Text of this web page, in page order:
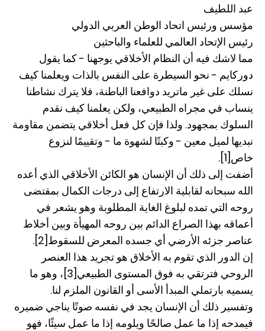
عبد اللطيف
مؤسس ورئيس اتحاد الوطن العربي الدولي
رئيس الإتحاد العالمي للعلماء والباحثين
مما لاشك فيه أن النظام الأخلاقي يوجهنا - كما يقول
دوركايم - نحو السيطرة على النفس بالذات ويعلمنا كيف
نسلك على غير ماتريد دوافعنا الباطنة، فلا يترك نشاطنا
ينساب في مجراه الطبيعي، ولكن يعلمنا كيف نقدم
السلوك بمجهود. ولذا فإن كل فعل أخلاقي يتضمن مقاومة
نبديها لميل معين - وكبتًا لشهوة ما - وتقييمًا لنزوع
خاص[1].
أضفت إلى ذلك أن الإنسان هو الكائن الأخلاقي الذي أعده
الله سبحانه لقابلية الارتفاع إلى درجات الكمال بمقتضى
روحه التي تمده لبلوغ الغاية المطلوبة وهو يشعر في
أعماقه بهذا الصراع الدائم بين روحه المهيأة وبين أخلاط
عناصر جزئه الأرضي أي جسده المعرض للسقوط[2].
إن الدور الذي تقوم به الأخلاق هو تجريد هذا العنصر
الروحي فترتقي به فوق المستوى الطبيعي[3]، وهو ما
يسميه بارتملي المبدأ الأسى أو القانون الملزم لنا.
وتفسير ذلك أن الإنسان يجد في نفسه صوتًا يناجي ضميره
فيمدحه إذا ما عمل صالحًا ويلومه إذا ما عمل سيئًا، فهو